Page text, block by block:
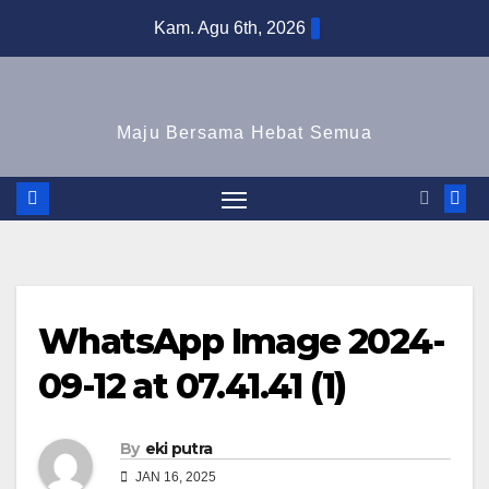
Kam. Agu 6th, 2026
Maju Bersama Hebat Semua
WhatsApp Image 2024-
09-12 at 07.41.41 (1)
By eki putra
JAN 16, 2025